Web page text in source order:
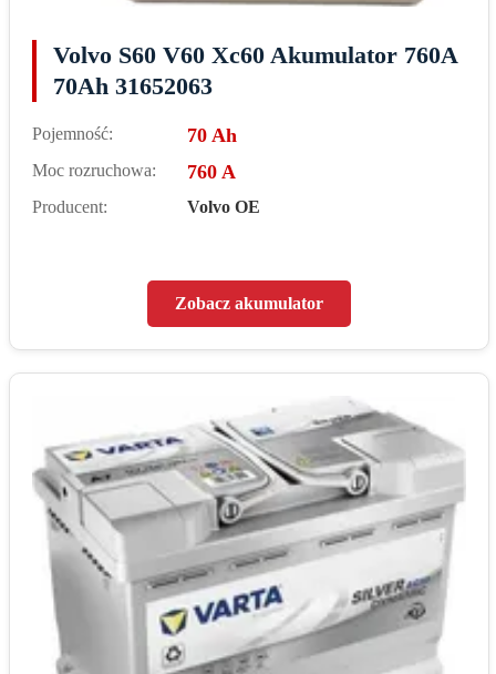
Volvo S60 V60 Xc60 Akumulator 760A
70Ah 31652063
Pojemność: 70 Ah
Moc rozruchowa: 760 A
Producent: Volvo OE
Zobacz akumulator